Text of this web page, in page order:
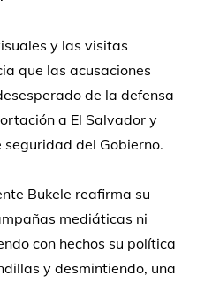
y las visitas
que las acusaciones
de la defensa
a El Salvador y
del Gobierno.
Bukele reafirma su
mediáticas ni
con hechos su política
y desmintiendo, una